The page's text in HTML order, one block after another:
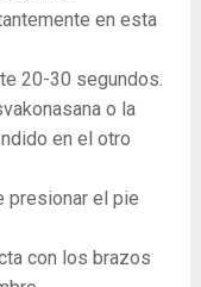
en esta
20-30 segundos.
o la
en el otro
presionar el pie
con los brazos